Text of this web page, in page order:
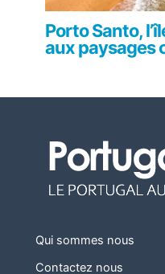
Porto Santo,
aux paysages
Qui sommes nous
Contactez nous